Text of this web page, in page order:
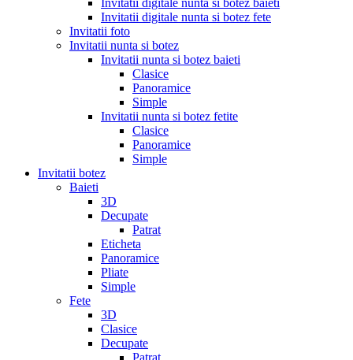
Invitatii digitale nunta si botez baieti
Invitatii digitale nunta si botez fete
Invitatii foto
Invitatii nunta si botez
Invitatii nunta si botez baieti
Clasice
Panoramice
Simple
Invitatii nunta si botez fetite
Clasice
Panoramice
Simple
Invitatii botez
Baieti
3D
Decupate
Patrat
Eticheta
Panoramice
Pliate
Simple
Fete
3D
Clasice
Decupate
Patrat